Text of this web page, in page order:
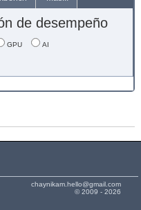
de desempeño
GPU AI
chaynikam.hello@gmail.com
© 2009 - 2026